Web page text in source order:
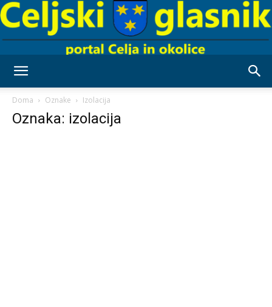
Doma Oznake Izolacija
Oznaka: izolacija